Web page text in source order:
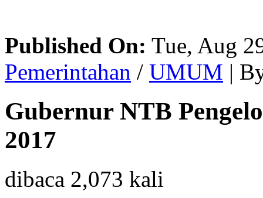
Published On: Tue, Aug
Pemerintahan / UMUM |
Gubernur NTB
2017
dibaca 2,073 kali